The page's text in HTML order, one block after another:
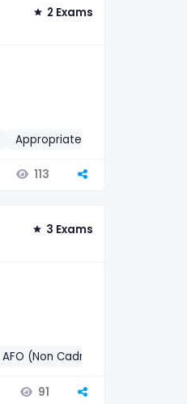
2 Exams
Appropriate Preposition
113
3 Exams
AFO (Non Cadre)-2026
91